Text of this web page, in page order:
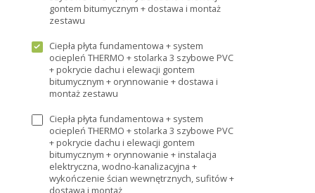
gontem bitumycznym + dostawa i montaż
zestawu
Ciepła płyta fundamentowa + system
ociepleń THERMO + stolarka 3 szybowe PVC
+ pokrycie dachu i elewacji gontem
bitumycznym + orynnowanie + dostawa i
montaż zestawu
Ciepła płyta fundamentowa + system
ociepleń THERMO + stolarka 3 szybowe PVC
+ pokrycie dachu i elewacji gontem
bitumycznym + orynnowanie + instalacja
elektryczna, wodno-kanalizacyjna +
wykończenie ścian wewnętrznych, sufitów +
dostawa i montaż